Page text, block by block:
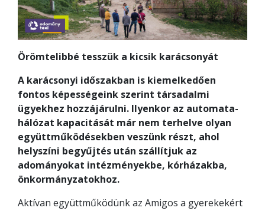
Örömtelibbé tesszük a kicsik karácsonyát
A karácsonyi időszakban is kiemelkedően
fontos képességeink szerint társadalmi
ügyekhez hozzájárulni. Ilyenkor az automata-
hálózat kapacitását már nem terhelve olyan
együttműködésekben veszünk részt, ahol
helyszíni begyűjtés után szállítjuk az
adományokat intézményekbe, kórházakba,
önkormányzatokhoz.
Aktívan együttműködünk az Amigos a gyerekekért